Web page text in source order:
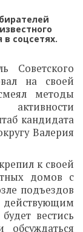
соцсетях.
Советского
на своей
методы
кандидата
Валерия
к своей
домов с
подъездов
действующим
вестись